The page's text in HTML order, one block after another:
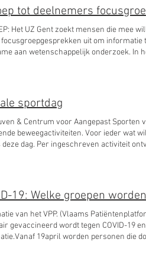
tot deelnemers
Het UZ Gent zoekt mensen die mee
uit om
aan wetenschappelijk onderzoek. In
gaat online door via Microsoft
duurt ongeveer anderhalf uur en er
focusgroep wordt er een korte vragenlijst
Stuur een mailtje naar
sportdag
& Centrum voor Aangepast Sporten
beweegactiviteiten. Voor ieder wat
deze dag. Per ingeschreven activiteit
is welkom! Klik op onderstaande link
4H6dY46b9dQ1ubk87
19: Welke groepen
van het VPP. (Vlaams
gevaccineerd wordt tegen COVID-19
personen die door een onderliggende aandoening een verhoogd risico hebben op een